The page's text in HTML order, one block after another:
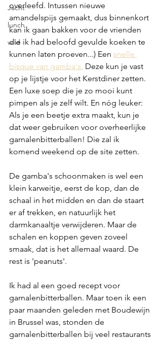
Jacht
lunch
wild
overleefd. Intussen nieuwe
amandelspijs gemaakt, dus binnenkort
kan ik gaan bakken voor de vrienden
die ik had beloofd gevulde koeken te
kunnen laten proeven...) Een snelle
bisque van gamba's. Deze kun je vast
op je lijstje voor het Kerstdiner zetten.
Een luxe soep die je zo mooi kunt
pimpen als je zelf wilt. En nóg leuker:
Als je een beetje extra maakt, kun je
dat weer gebruiken voor overheerlijke
garnalenbitterballen! Die zal ik
komend weekend op de site zetten.
De gamba's schoonmaken is wel een
klein karweitje, eerst de kop, dan de
schaal in het midden en dan de staart
er af trekken, en natuurlijk het
darmkanaaltje verwijderen. Maar de
schalen en koppen geven zoveel
smaak, dat is het allemaal waard. De
rest is 'peanuts'.
Ik had al een goed recept voor
garnalenbitterballen. Maar toen ik een
paar maanden geleden met Boudewijn
in Brussel was, stonden de
garnalenbitterballen bij veel restaurants